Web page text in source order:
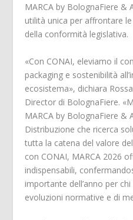
MARCA by BolognaFiere
utilità unica per affrontare
della conformità legislativa.
«Con CONAI, eleviamo il
packaging e sostenibilità
ecosistema», dichiara
Director di BolognaFiere.
MARCA by BolognaFiere &
Distribuzione che ricerca
tutta la catena del valore
con CONAI, MARCA 2026
indispensabili,
importante dell’anno per
evoluzioni normative e di